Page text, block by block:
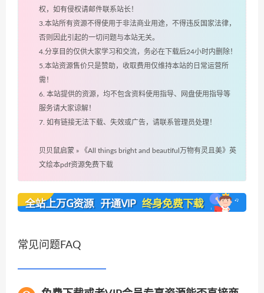
权，如有侵权请邮件联系站长！
3.本站所有资源不得使用于非法商业用途，不得违反国家法律，
否则因此引起的一切问题与本站无关。
4.分享目的仅供大家学习和交流，务必在下载后24小时内删除！
5.本站资源售价只是赞助，收取费用仅维持本站的日常运营所
需！
6. 本站提供的资源，均不包含资料使用指导、网盘使用指导等
服务请大家谅解！
7. 如有链接无法下载、失效或广告，请联系管理员处理！
贝贝鼠启蒙 »
《All things bright and beautiful万物有灵且美》英
文绘本pdf资源免费下载
常见问题FAQ